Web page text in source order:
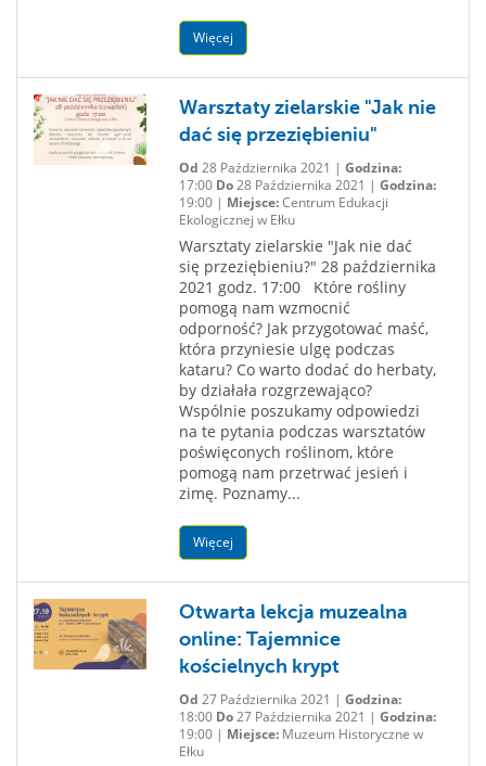
Więcej
Warsztaty zielarskie "Jak nie
dać się przeziębieniu"
Od 28 Października 2021 | Godzina:
17:00 Do28 Października 2021 | Godzina:
19:00 | Miejsce:Centrum Edukacji
Ekologicznej w Ełku
Warsztaty zielarskie "Jak nie dać
się przeziębieniu?" 28 października
2021 godz. 17:00 Które rośliny
pomogą nam wzmocnić
odporność? Jak przygotować maść,
która przyniesie ulgę podczas
kataru? Co warto dodać do herbaty,
by działała rozgrzewająco?
Wspólnie poszukamy odpowiedzi
na te pytania podczas warsztatów
poświęconych roślinom, które
pomogą nam przetrwać jesień i
zimę. Poznamy...
Więcej
Otwarta lekcja muzealna
online: Tajemnice
kościelnych krypt
Od 27 Października 2021 | Godzina:
18:00 Do27 Października 2021 | Godzina:
19:00 | Miejsce:Muzeum Historyczne w
Ełku